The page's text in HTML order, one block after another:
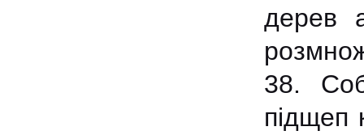
дерев
38.
підщеп